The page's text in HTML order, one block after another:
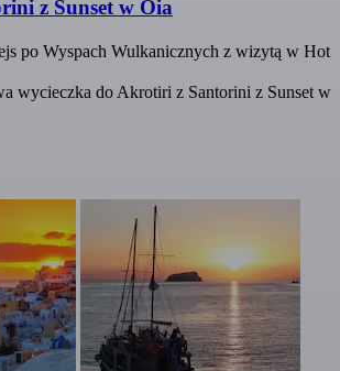
z Sunset w Oia
po Wyspach Wulkanicznych z wizytą w Hot
wycieczka do Akrotiri z Santorini z Sunset w